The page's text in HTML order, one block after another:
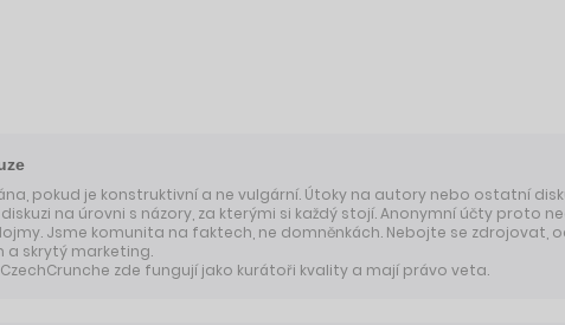
pokud je konstruktivní a ne vulgární. Útoky na autory nebo ostatní
na úrovni s názory, za kterými si každý stojí. Anonymní účty proto
Jsme komunita na faktech, ne domněnkách. Nebojte se zdrojovat,
a skrytý marketing.
zde fungují jako kurátoři kvality a mají právo veta.